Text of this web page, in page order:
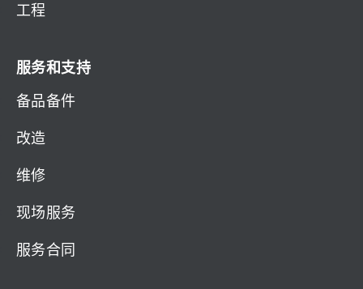
工程
服务和支持
备品备件
改造
维修
现场服务
服务合同